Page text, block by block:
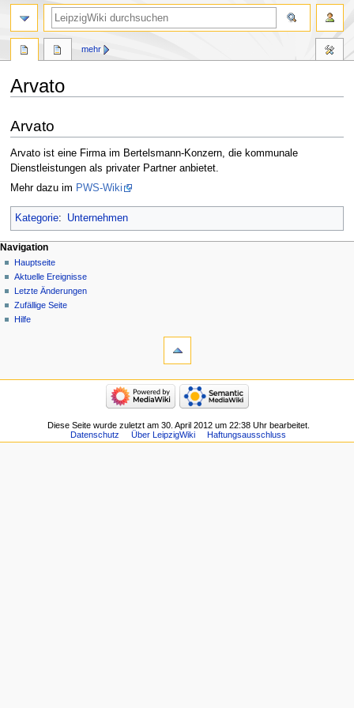
Arvato
Navigation
springen
Suche
springen
Arvato
Arvato ist eine Firma im Bertelsmann-Konzern, die kommunale
Dienstleistungen als privater Partner anbietet.
Mehr dazu im PWS-Wiki
Kategorie: Unternehmen
mehr
Navigation
Hauptseite
Aktuelle Ereignisse
Letzte Änderungen
Zufällige Seite
Hilfe
Diese Seite wurde zuletzt am 30. April 2012 um 22:38 Uhr bearbeitet.
Datenschutz
Über LeipzigWiki Haftungsausschluss